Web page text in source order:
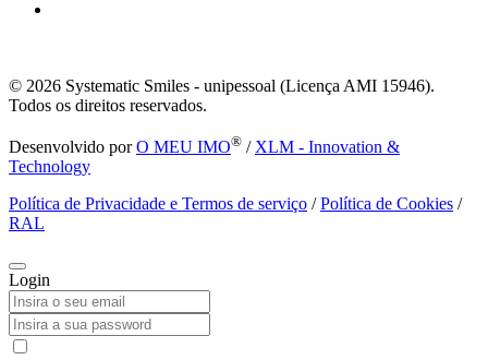
© 2026 Systematic Smiles - unipessoal (Licença AMI 15946).
Todos os direitos reservados.
Desenvolvido porO MEU IMO® / XLM - Innovation &
Technology
Política de Privacidade e Termos de serviço /Política de Cookies /
RAL
Login